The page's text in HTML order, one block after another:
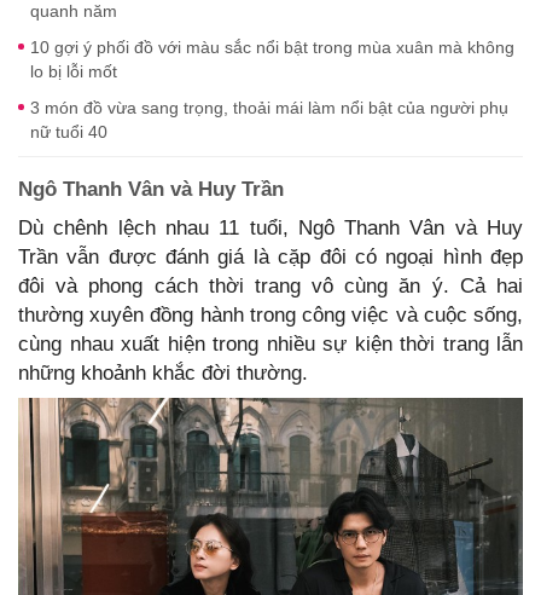
quanh năm
10 gợi ý phối đồ với màu sắc nổi bật trong mùa xuân mà không
lo bị lỗi mốt
3 món đồ vừa sang trọng, thoải mái làm nổi bật của người phụ
nữ tuổi 40
Ngô Thanh Vân và Huy Trần
Dù chênh lệch nhau 11 tuổi, Ngô Thanh Vân và Huy
Trần vẫn được đánh giá là cặp đôi có ngoại hình đẹp
đôi và phong cách thời trang vô cùng ăn ý. Cả hai
thường xuyên đồng hành trong công việc và cuộc sống,
cùng nhau xuất hiện trong nhiều sự kiện thời trang lẫn
những khoảnh khắc đời thường.